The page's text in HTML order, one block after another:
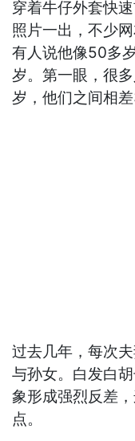
穿着牛仔外套快
照片一出，不少
有人说他像50多
岁。第一眼，很
岁，他们之间相差
过去几年，每次
与孙女。白发白
象形成强烈反差
点。